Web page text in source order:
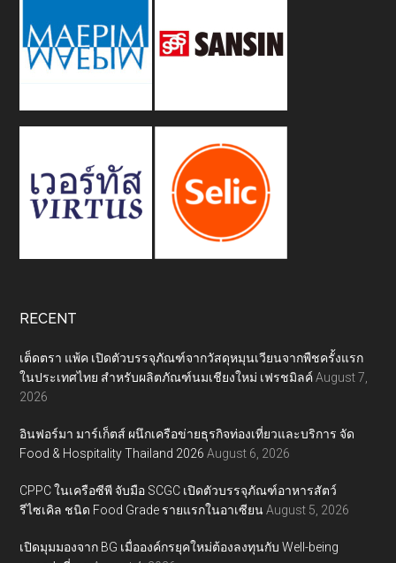
RECENT
เต็ดตรา แพ้ค เปิดตัวบรรจุภัณฑ์จากวัสดุหมุนเวียนจากพืชครั้งแรก
ในประเทศไทย สำหรับผลิตภัณฑ์นมเชียงใหม่ เฟรชมิลค์ August 7,
2026
อินฟอร์มา มาร์เก็ตส์ ผนึกเครือข่ายธุรกิจท่องเที่ยวและบริการ จัด
Food & Hospitality Thailand 2026 August 6, 2026
CPPC ในเครือซีพี จับมือ SCGC เปิดตัวบรรจุภัณฑ์อาหารสัตว์
รีไซเคิล ชนิด Food Grade รายแรกในอาเซียน August 5, 2026
เปิดมุมมองจาก BG เมื่อองค์กรยุคใหม่ต้องลงทุนกับ Well-being